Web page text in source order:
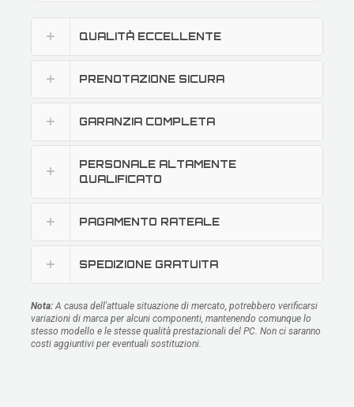
QUALITÀ ECCELLENTE
PRENOTAZIONE SICURA
GARANZIA COMPLETA
PERSONALE ALTAMENTE
QUALIFICATO
PAGAMENTO RATEALE
SPEDIZIONE GRATUITA
Nota: A causa dell'attuale situazione di mercato, potrebbero verificarsi
variazioni di marca per alcuni componenti, mantenendo comunque lo
stesso modello e le stesse qualità prestazionali del PC. Non ci saranno
costi aggiuntivi per eventuali sostituzioni.